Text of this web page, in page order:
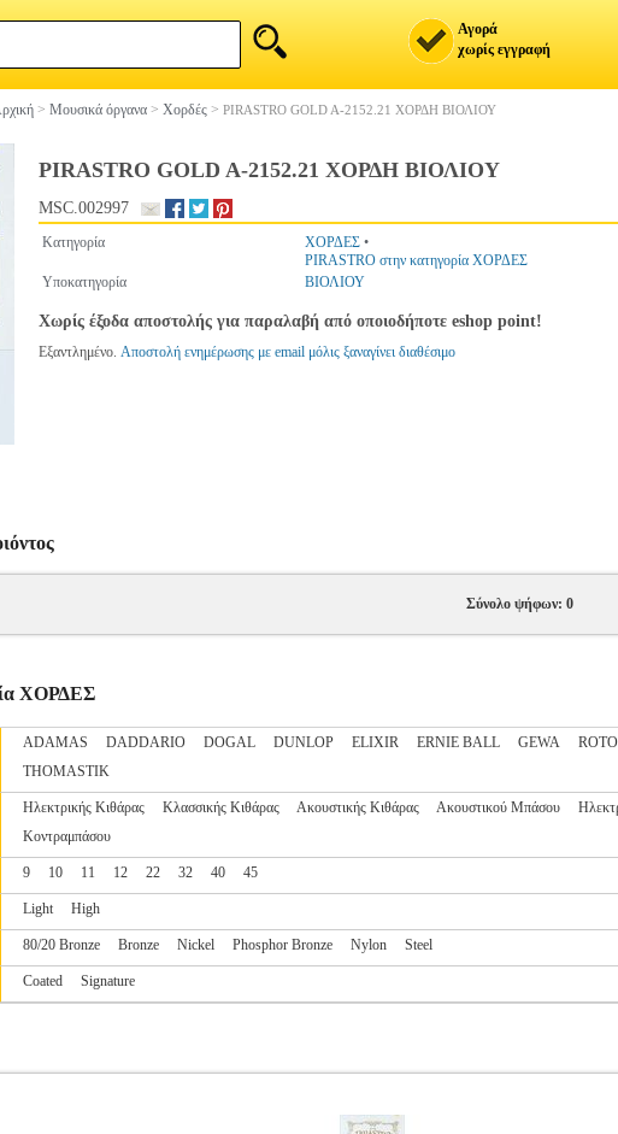
Αγορά
χωρίς εγγραφή
> Μουσικά όργανα > Χορδές > PIRASTRO GOLD A-2152.21 ΧΟΡΔΗ ΒΙΟΛΙΟΥ
PIRASTRO GOLD A-2152.21 ΧΟΡΔΗ ΒΙΟΛΙΟΥ
MSC.002997
Κατηγορία ΧΟΡΔΕΣ •
PIRASTRO στην κατηγορία ΧΟΡΔΕΣ
Υποκατηγορία
ΒΙΟΛΙΟΥ
Χωρίς έξοδα αποστολής για παραλαβή από οποιοδήποτε eshop point!
Εξαντλημένο. Αποστολή ενημέρωσης με email μόλις ξαναγίνει διαθέσιμο
Σύνολο ψήφων: 0
ΧΟΡΔΕΣ
ADAMAS DADDARIO DOGAL DUNLOP ELIXIR ERNIE BALL GEWA
THOMASTIK
Ηλεκτρικής Κιθάρας Κλασσικής Κιθάρας Ακουστικής Κιθάρας Ακουστικού Μπάσου
Κοντραμπάσου
9 10 11 12 22 32 40 45
Light High
80/20 Bronze Bronze Nickel Phosphor Bronze Nylon Steel
Coated Signature